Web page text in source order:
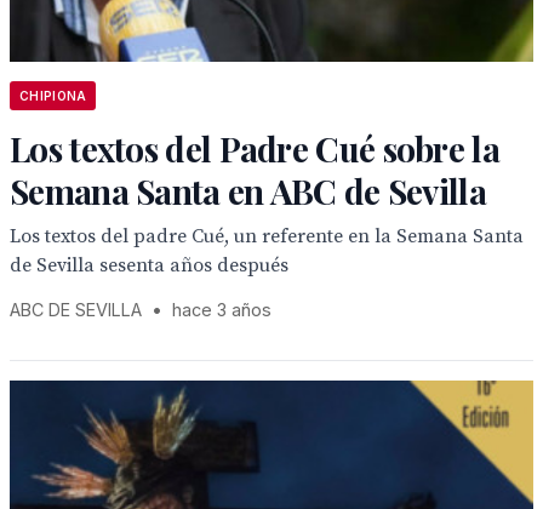
CHIPIONA
Los textos del Padre Cué sobre la
Semana Santa en ABC de Sevilla
Los textos del padre Cué, un referente en la Semana Santa
de Sevilla sesenta años después
ABC DE SEVILLA • hace 3 años